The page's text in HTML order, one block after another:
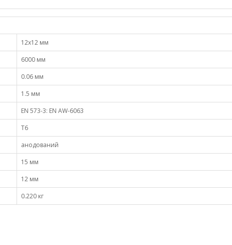
12х12 мм
6000 мм
0.06 мм
1.5 мм
EN 573-3: EN AW-6063
Т6
анодований
15 мм
12 мм
0.220 кг